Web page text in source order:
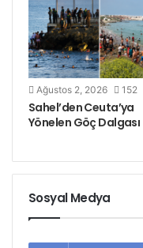
Ağustos 2, 2026 152
Sahel’den Ceuta’ya
Yönelen Göç Dalgası
Sosyal Medya